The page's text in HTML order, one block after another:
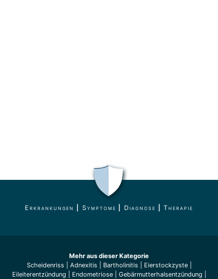
Erkrankungen Symptome Diagnose |Therapie
Mehr aus dieser Kategorie
Scheidenriss
Adnexitis Bartholinitis Eierstockzyste|
Eileiterentzündung
Endometriose| Gebärmutterhalsentzündung